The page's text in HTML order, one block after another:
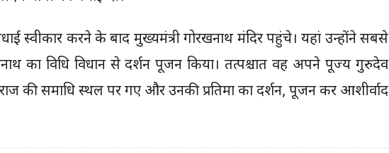
स्वीकार करने के बाद मुख्यमंत्री गोरखनाथ मंदिर पहुंचे। यहां उन्होंने सबसे
का विधि विधान से दर्शन पूजन किया। तत्पश्चात वह अपने पूज्य गुरुदेव
की समाधि स्थल पर गए और उनकी प्रतिमा का दर्शन, पूजन कर आशीर्वाद